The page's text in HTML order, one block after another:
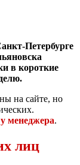
Петербурге
в короткие
на сайте, но
менеджера.
лиц